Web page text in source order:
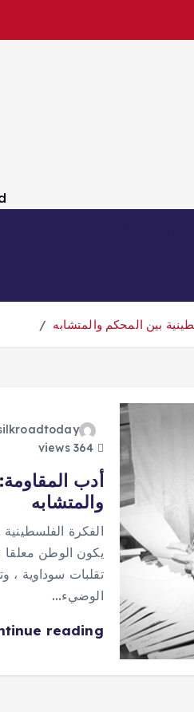
بين المحكم والمتشابه
أدب
والمتشابه
الفكرة
يكون الوطن معلقا
تقلبات سوداوية ،
الوضيء…
reading